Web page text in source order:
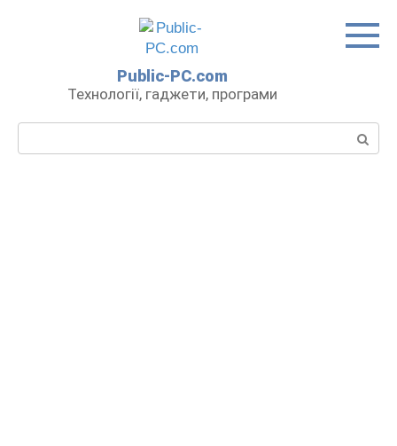
Public-PC.com
Технології, гаджети, програми